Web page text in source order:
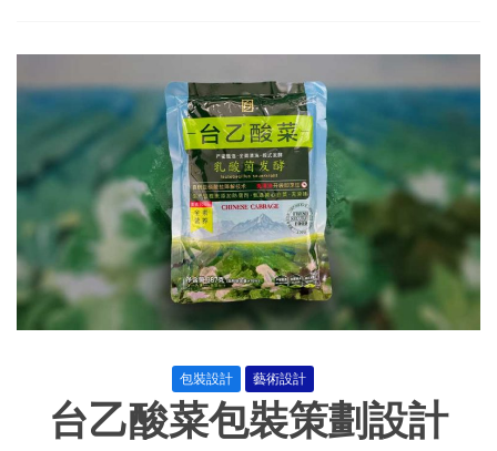
全
代
表
報
告
全
包裝設計 藝術設計
台乙酸菜包裝策劃設計